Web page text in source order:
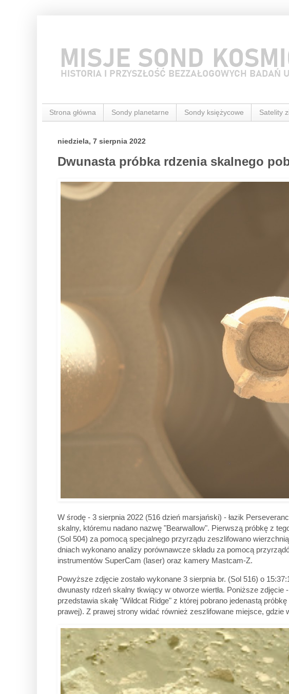
Strona główna Sondy planetarne Sondy księżycowe Satelity
niedziela, 7 sierpnia 2022
Dwunasta próbka rdzenia skalnego
W środę - 3 sierpnia 2022 (516 dzień marsjański) - łazik
skalny, któremu nadano nazwę "Bearwallow". Pierwszą próbkę z
(Sol 504) za pomocą specjalnego przyrządu zeszlifowano
dniach wykonano analizy porównawcze składu za pomocą
instrumentów SuperCam (laser) oraz kamery Mastcam-Z.
Powyższe zdjęcie zostało wykonane 3 sierpnia br. (Sol 516) o
dwunasty rdzeń skalny tkwiący w otworze wiertła. Poniższe zdjęcie
przedstawia skałę "Wildcat Ridge" z której pobrano jedenastą
prawej). Z prawej strony widać również zeszlifowane miejsce, gdzie